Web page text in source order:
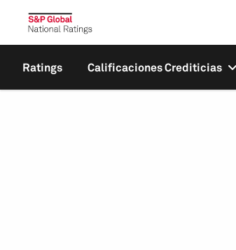
Ratings Calificaciones Crediticias